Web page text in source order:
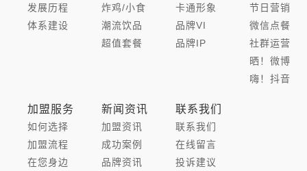
发展历程
体系建设
炸鸡/小食
潮流饮品
超值套餐
卡通形象
品牌VI
品牌IP
节日营销
微信点餐
社群运营
晒！微博
嗨！抖音
加盟服务
如何选择
加盟流程
在您身边
新闻资讯
加盟资讯
成功案例
品牌资讯
联系我们
联系我们
在线留言
投诉建议